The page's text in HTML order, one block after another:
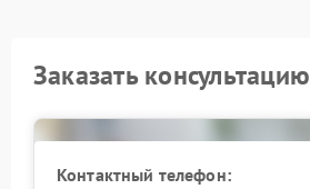
Заказать консультацию
Контактный телефон: